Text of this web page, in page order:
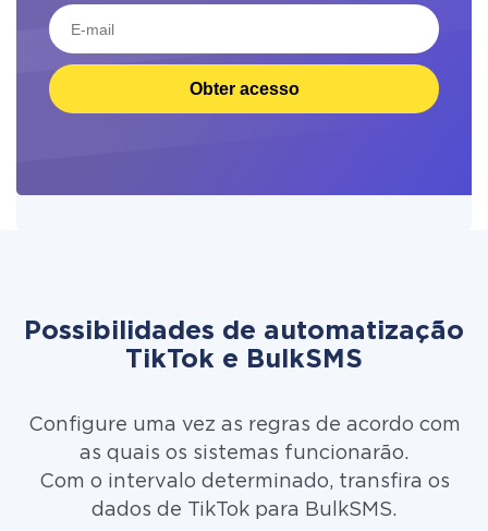
Obter acesso
Possibilidades de automatização
TikTok e BulkSMS
Configure uma vez as regras de acordo com
as quais os sistemas funcionarão.
Com o intervalo determinado, transfira os
dados de TikTok para BulkSMS.